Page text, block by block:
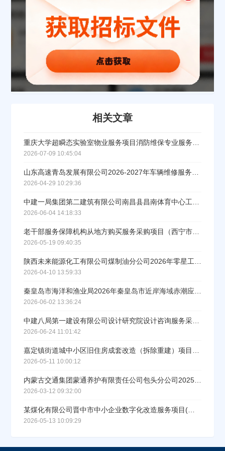
相关文章
重庆大学超瞬态实验室物业服务项目消防维保专业服务竞价采购招标公告
2026-07-09 10:45:04
山东高速青岛发展有限公司2026-2027年车辆维修服务项目招标公告
2026-04-29 10:29:36
中建一局集团第二建筑有限公司南昌县昌南体育中心工程项目造价咨询服务招标公告
2026-06-04 14:18:33
老干部服务保障机构从地方购买服务采购项目（西宁市）招标公告
2026-05-19 09:40:35
陕西未来能源化工有限公司煤制油分公司2026年零星工程设计和技术服务招标公告
2026-04-10 13:59:33
秦皇岛市海洋和渔业局2026年秦皇岛市近岸海域赤潮应急处置物资储备与应急监测项目招标公告
2026-06-02 13:36:24
中建八局第一建设有限公司设计研究院设计咨询服务采购公告
2026-06-24 11:01:42
嘉定镇街道城中小区旧住房成套改造（拆除重建）项目财务监理服务的公开招标公告
2026-05-11 10:00:12
内蒙古交通集团蒙通养护有限责任公司包头分公司2025年废旧养护材料处置评估服务招标
2026-03-12 09:32:00
某煤化有限公司晋中市中小企业数字化改造服务项目(集成服务)中标公示
2026-05-13 10:09:29